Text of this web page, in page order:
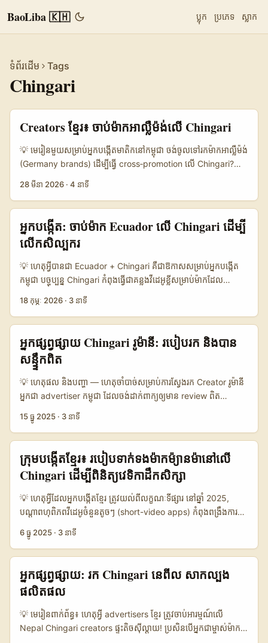
BaoLiba 🇰🇭 ប្លុក ប្រភេទ ស្លាក
ទំព័រដើម Tags
Chingari
Creators ខ្មែរ៖ ចាប់ម៉ាកអាល្លឺម៉ង់លើ Chingari
💡 មេរៀនមួយសម្រាប់អ្នកបង្កើតមាតិកនៅកម្ពុជា ចង់ចូលទៅរកម៉ាកអាល្លឺម៉ង់
(Germany brands) ដើម្បីធ្វើ cross‑promotion លើ Chingari?
JD.com និង DHL ជួយផ្ដល់មូលដ្ឋានដល់ម៉ាកអឺរ៉ុបទៅជួបអ្នកบริโภคក្នុងទី
ផ្សារសកល — នេះមានអថិជនក្នុងការទប់ស្កាត់កម្រៃនាំចូល និងបន្ថយការ
លំបាកផ្នែក fulfillment (យោងពី JD.com ធ្វើការសហការ​ជាមួយ DHL
ក្នុងគម្រោង cross‑border)។ សម្រាប់ creators ខ្មែ្រមានចំណាប់
អារម្មណ៍៖ តើអ្នកប្រើកញ្ចប់ content ធ្វើដូចម្តេចដើម្បី “ទាក់ទាញ”
ម៉ាកអាល្លឺម៉ង់? អ្នកនឹងរៀបចំ pitch ផ្នែកណា? តើ logistic partnership
និង localized campaigns មានតួនាទីយ៉ាងដូចម្តេច? អត្ថបទនេះជា
សៀវភៅដៃ عملي — បែប street‑smart, ជាមួយ tactic ដែលអនុវត្ត
ប្រៀបធៀបជម្រើស outreach យ៉ាងងាយស្រួល 🧩 Metric Direct DM
on Chingari Email to Brand Through Logistic Partner 👥
Monthly Active 120.000 — — 📈 Response Rate 8% 12%
22% ⏱️ Average Time to Reply 3 days 5 days 2 weeks 💰
Typical Budget Needed Free–$150 $0–$500 $1.000+ 🔒
Legal / Compliance Risk Low Medium Low តារាងខ្លឹមសារ​
បង្ហាញថា outreach ត្រង់ Chingari លឿន ហើយមិនចំណាយថ្លៃ, ការ
អ៊ីមែលផ្ទាល់មានចំណេះដឹងល្អសម្រាប់នីតិវិធីបារ, និងការទៅកាន់ logistic
partner (ឧ. JD.com និង DHL) ផ្ដល់ response អតិបរិមាធំប៉ុន្តែត្រូវ
ការវិនិយោគ និងពេលវេលា។ ប្រសិនបើគោលបំណងគឺ traction មាន
ល្បឿន — ចាប់ពី Chingari ជាជម្រើសដំបូង; ប្រសិនបើចង់សម្រាប់
បណ្តាញលក់អនឡាញឆាប់ទូលំទូលាយ — ការភ្ជាប់ជាមួយ JD.com/DHL
អាចជាតំបន់ល្អ។ ...
28 មីនា 2026 · 4 នាទី
អ្នកបង្កើត: ចាប់ម៉ាក Ecuador លើ Chingari ដើម្បី
លើកសិល្បករ
💡 ហេតុអ្វីបានជា Ecuador + Chingari គឺជាឱកាសសម្រាប់អ្នកបង្កើត
កម្ពុជា បច្ចុប្បន្ន Chingari កំពុងធ្វើជាគន្លងវីដេអូខ្លីសម្រាប់ម៉ាកដែល
សិល្បករថ្មី (emerging artists) ទទួលពន្លឺពីម៉ាក Ecuador — មានពីរ
ហើយរៀបចំបញ្ជី contact ដែលមានទំនុកចិត្ត។ យល់ដឹងពីបរិបទអន្តរជាតិ
ក៏ជួយបាន — ឧទាហរណ៍ Dharma Collab Artists Agency (DCAA)
កំពុងធ្វើជំហានសδροហើយពង្រីកសហភាពអន្តរជាតិតាមរយៈ
endorsement និង partnership ( Economic Times reference
), ដែលបង្ហាញថាម៉ាកធំចាប់អារម្មណ៍ចំពោះ talent ដែលអាច represent
ពិភពលោក។ អ្នកកម្ពុជាអាចសម្រាប់លើកសិល្បករម៉ូដថ្មីៗទៅលើឆានែលថ្មីៗ
បែបនេះ។ ក្នុងអត្ថបទនេះខ្ញុំនឹងបង្ហាញវិធីច្បាស់ៗពី: ការស្វែងរកម៉ាក
Ecuador លើ Chingari, ការប្រើ data និង localized creative, ការ
ធ្វើកិម្មសិល្បៈជាមួយម៉ាក។ ...
18 កុម្ភៈ 2026 · 3 នាទី
អ្នកផ្សព្វផ្សាយ Chingari រូម៉ានី: របៀបរក និងបាន
សន្ទ្ទឹកពិត
💡 ហេតុផល និងបញ្ហា — ហេតុចាំបាច់សម្រាប់ការស្វែងរក Creator រូម៉ានី
អ្នកជា advertiser កម្ពុជា ដែលចង់ដាក់ពាក្យឲ្យមាន review ពិត
ផ្លាស់ប្ដូរ។ ឧទាហរណ៍ like Myntra បានសាងសង្វាក់ creator
conversion ខ្ពស់ — វាសំខាន់ចំពោះយើងពេលស្វែងរក creators
ចែករំលែក review ដែលមាន authentic មានន័យថា ការតំឡើង
content គួរតែ-driven by creators, not scripts។ (យោង:
Myntra reference content) នៅ context រូម៉ានី + Chingari, អ្នក
កំពុងស្វែងរក និយាយស្ទាត់ភាសារូម៉ានី ឬ អង់គ្លេស, ស្ទូឌីយោនៅនិយម, និង
talent ដែលដឹងកុននៃ local trends — នេះមិនមែនស្មើនឹងធ្វើដោយ
copy‑paste តែ campaign តែមួយទេ។ កិច្ចការនេះទាមទារ research,
outreach savvy, និង incentive structure ដែលផ្គូផ្គងទៅនឹង local
15 ធ្នូ 2025 · 3 នាទី
ក្រុមបង្កើតខ្មែរ៖ របៀបទាក់ទងម៉ាកម៉្យានម៉ា​នៅលើ
Chingari ដើម្បីពិនិត្យវេទិកាដឹកសិក្សា
💡 ហេតុអ្វីដែលអ្នកបង្កើតខ្មែរ ត្រូវយល់ពីលក្ខណៈទីផ្សារ នៅឆ្នាំ 2025,
បណ្តាពហុពិភពវីដេអូចំនួនតូចៗ (short-video apps) កំពុងពង្រឹងការ
ប្រទេសចាប់ផ្តើមប្រើ Chingari ជា​channel ដើម្បីលក់, ជ្រើសអ្នកពិនិត្យ,
Fairprice Group) ក៏បង្ហាញថាការគាំទ្រភាសា និងរបៀបទូទាត់របស់ភ្ញៀវ
អាចជាចំណុចសំខាន់ — ផលិតផលដែលងាយចូល និងសមស្របភាសា
ទទួលបាន conversion ល្អជាងទំនិញដែលមិនសមស្រប។ (យោងពី
Fairprice/Grab ដាក់ឧទាហរណ៍) សម្រាប់អ្នកបង្កើតនៅកម្ពុជា វីដេអូ
ពិនិត្យវេទិកាសិក្សា (learning platforms) ភាគច្រើនទទួលបានសន្ទុក
ប្រសើរ ពេលអ្នកធ្វើLocalized outreach: លើកយកភាសា, គោលដៅប្រើ
6 ធ្នូ 2025 · 3 នាទី
អ្នកផ្សព្វផ្សាយ: រក Chingari នេពីល សាកល្បង
ផលិតផល
💡 មេរៀនពាក់ព័ន្ធ៖ ហេតុអ្វី advertisers ខ្មែរ ត្រូវចាប់អារម្មណ៍លើ
Nepal Chingari creators ផ្ទះតិចស៊ីល្ដាយ! ប្រសិនបើអ្នកជាម្ចាស់ម៉ាក